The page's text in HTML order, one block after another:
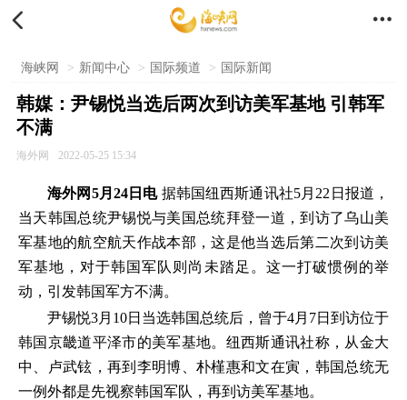
 
海峡网 > 新闻中心 > 国际频道 > 国际新闻
韩媒：尹锡悦当选后两次到访美军基地 引韩军
不满
海外网 2022-05-25 15:34
海外网5月24日电 据韩国纽西斯通讯社5月22日报道，
当天韩国总统尹锡悦与美国总统拜登一道，到访了乌山美
军基地的航空航天作战本部，这是他当选后第二次到访美
军基地，对于韩国军队则尚未踏足。这一打破惯例的举
动，引发韩国军方不满。
尹锡悦3月10日当选韩国总统后，曾于4月7日到访位于
韩国京畿道平泽市的美军基地。纽西斯通讯社称，从金大
中、卢武铉，再到李明博、朴槿惠和文在寅，韩国总统无
一例外都是先视察韩国军队，再到访美军基地。